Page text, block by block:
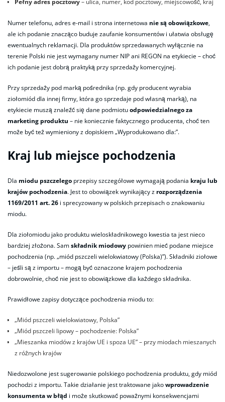
Pełny adres pocztowy– ulica, numer, kod pocztowy, miejscowość, kraj
Numer telefonu, adres e-mail i strona internetowa nie są obowiązkowe,
ale ich podanie znacząco buduje zaufanie konsumentów i ułatwia obsługę
ewentualnych reklamacji. Dla produktów sprzedawanych wyłącznie na
terenie Polski nie jest wymagany numer NIP ani REGON na etykiecie – choć
ich podanie jest dobrą praktyką przy sprzedaży komercyjnej.
Przy sprzedaży pod marką pośrednika (np. gdy producent wyrabia
ziołomiód dla innej firmy, która go sprzedaje pod własną marką), na
etykiecie muszą znaleźć się dane podmiotuodpowiedzialnego za
marketing produktu – nie koniecznie faktycznego producenta, choć ten
może być też wymieniony z dopiskiem „Wyprodukowano dla:”.
Kraj lub miejsce pochodzenia
Dla miodu pszczelego przepisy szczegółowe wymagają podania kraju lub
krajów pochodzenia. Jest to obowiązek wynikający z rozporządzenia
1169/2011 art. 26 i sprecyzowany w polskich przepisach o znakowaniu
miodu.
Dla ziołomiodu jako produktu wieloskładnikowego kwestia ta jest nieco
bardziej złożona. Samskładnik miodowy powinien mieć podane miejsce
pochodzenia (np. „miód pszczeli wielokwiatowy (Polska)”). Składniki ziołowe
– jeśli są z importu – mogą być oznaczone krajem pochodzenia
dobrowolnie, choć nie jest to obowiązkowe dla każdego składnika.
Prawidłowe zapisy dotyczące pochodzenia miodu to:
„Miód pszczeli wielokwiatowy, Polska”
„Miód pszczeli lipowy – pochodzenie: Polska”
„Mieszanka miodów z krajów UE i spoza UE” – przy miodach mieszanych
z różnych krajów
Niedozwolone jest sugerowanie polskiego pochodzenia produktu, gdy miód
pochodzi z importu. Takie działanie jest traktowane jakowprowadzenie
konsumenta w błąd i może skutkować poważnymi konsekwencjami